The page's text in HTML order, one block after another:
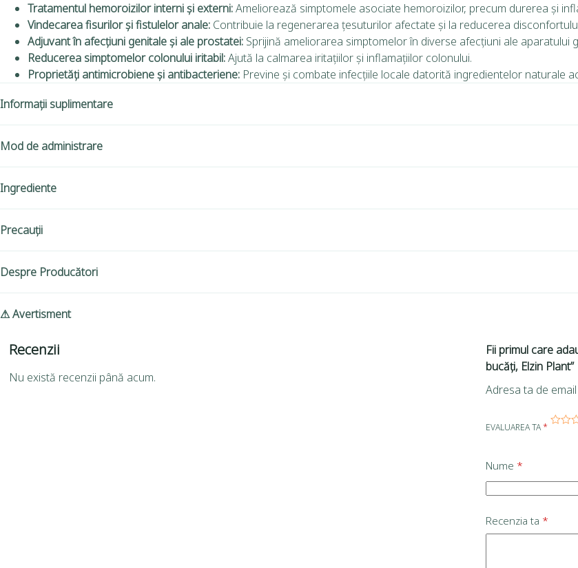
Tratamentul hemoroizilor interni și externi:Ameliorează simptomele asociate hemoroizilor, precum durerea și
Vindecarea fisurilor și fistulelor anale: Contribuie la regenerarea țesuturilor afectate și la reducerea
Adjuvant în afecțiuni genitale și ale prostatei: Sprijină ameliorarea simptomelor în diverse afecțiuni ale aparatului
Reducerea simptomelor colonului iritabil:Ajută la calmarea iritațiilor și inflamațiilor colonului.
Proprietăți antimicrobiene și antibacteriene: Previne și combate infecțiile locale datorită ingredientelor naturale
Informații suplimentare
Mod de administrare
Ingrediente
Precauții
Despre Producători
⚠ Avertisment
Recenzii
Nu există recenzii până acum.
Fii primul care
bucăți, Elzin Plant”
Adresa ta de
EVALUAREA TA*
Nume *
Recenzia ta *